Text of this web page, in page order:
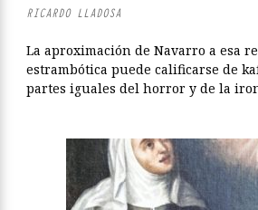
RICARDO LLADOSA
La aproximación de Navarro a esa
estrambótica puede calificarse de
partes iguales del horror y de la